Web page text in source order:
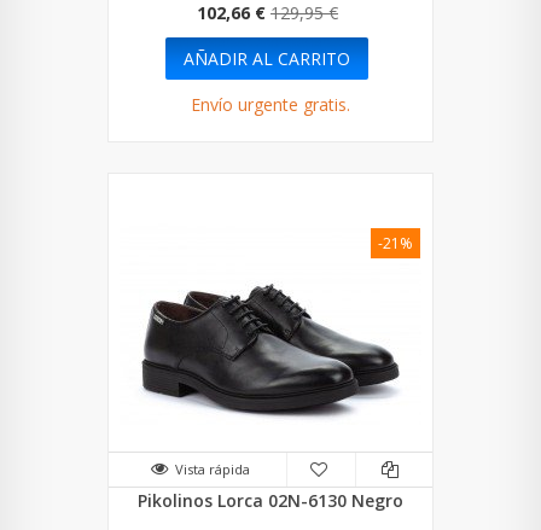
102,66 € 129,95 €
AÑADIR AL CARRITO
Envío urgente gratis.
Vista rápida
Pikolinos Lorca 02N-6130 Negro
-21%